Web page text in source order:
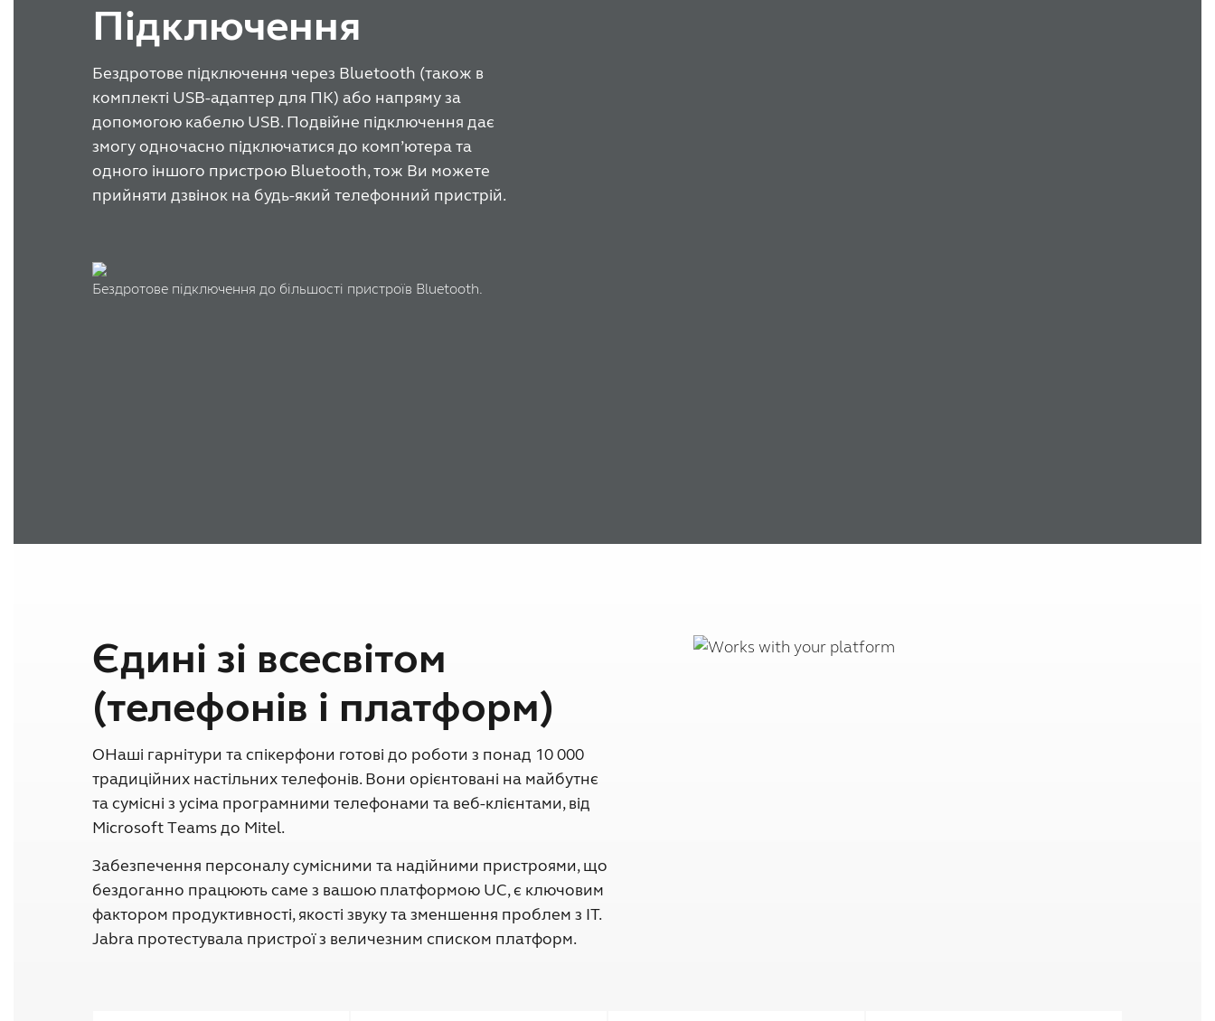
Підключення
Бездротове підключення через Bluetooth (також в
комплекті USB-адаптер для ПК) або напряму за
допомогою кабелю USB. Подвійне підключення дає
змогу одночасно підключатися до комп’ютера та
одного іншого пристрою Bluetooth, тож Ви можете
прийняти дзвінок на будь-який телефонний пристрій.
Бездротове підключення до більшості пристроїв Bluetooth.
Єдині зі всесвітом
(телефонів і платформ)
OНаші гарнітури та спікерфони готові до роботи з понад 10 000
традиційних настільних телефонів. Вони орієнтовані на майбутнє
та сумісні з усіма програмними телефонами та веб-клієнтами, від
Microsoft Teams до Mitel.
Забезпечення персоналу сумісними та надійними пристроями, що
бездоганно працюють саме з вашою платформою UC, є ключовим
фактором продуктивності, якості звуку та зменшення проблем з ІТ.
Jabra протестувала пристрої з величезним списком платформ.